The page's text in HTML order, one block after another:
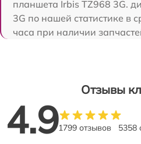
планшета Irbis TZ968 3G.
3G по нашей статистике в
часа при наличии
Отзывы
4.91799 отзывов 5358